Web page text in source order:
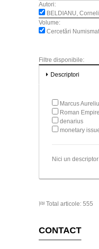
Autori:
BELDIANU,
Volume:
Cercetări
Filtre disponibile:
Descriptori
Marcus
Roman Empire
denarius
monetary
Nici un
Total articole: 555
CONTACT